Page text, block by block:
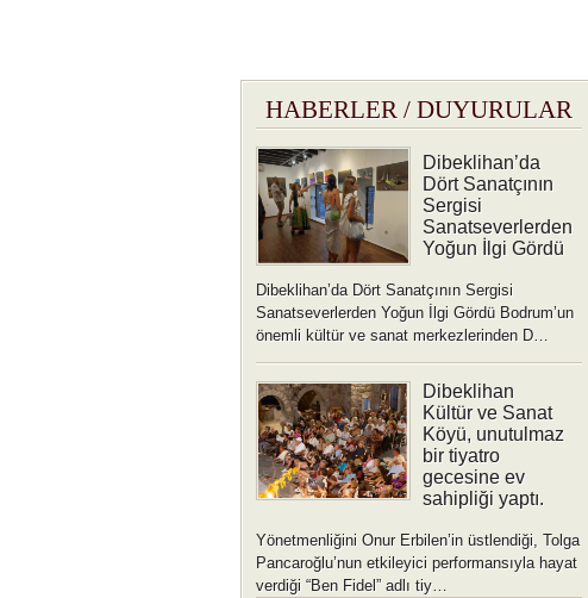
HABERLER / DUYURULAR
Dibeklihan’da
Dört Sanatçının
Sergisi
Sanatseverlerden
Yoğun İlgi Gördü
Dibeklihan’da Dört Sanatçının Sergisi
Sanatseverlerden Yoğun İlgi Gördü Bodrum’un
önemli kültür ve sanat merkezlerinden D…
Dibeklihan
Kültür ve Sanat
Köyü, unutulmaz
bir tiyatro
gecesine ev
sahipliği yaptı.
Yönetmenliğini Onur Erbilen’in üstlendiği, Tolga
Pancaroğlu’nun etkileyici performansıyla hayat
verdiği “Ben Fidel” adlı tiy…